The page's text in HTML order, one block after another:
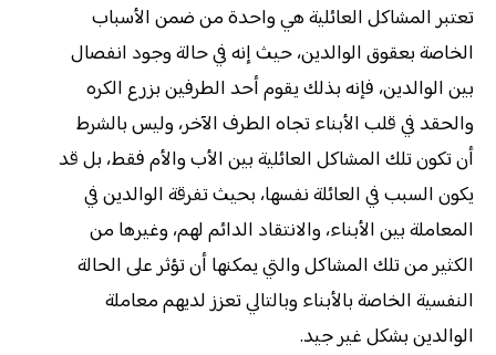
تعتبر المشاكل العائلية هي واحدة من ضمن الأسباب
الخاصة بعقوق الوالدين، حيث إنه في حالة وجود انفصال
بين الوالدين، فإنه بذلك يقوم أحد الطرفين بزرع الكره
والحقد في قلب الأبناء تجاه الطرف الآخر، وليس بالشرط
أن تكون تلك المشاكل العائلية بين الأب والأم فقط، بل قد
يكون السبب في العائلة نفسها، بحيث تفرقة الوالدين في
المعاملة بين الأبناء، والانتقاد الدائم لهم، وغيرها من
الكثير من تلك المشاكل والتي يمكنها أن تؤثر على الحالة
النفسية الخاصة بالأبناء وبالتالي تعزز لديهم معاملة
الوالدين بشكل غير جيد.